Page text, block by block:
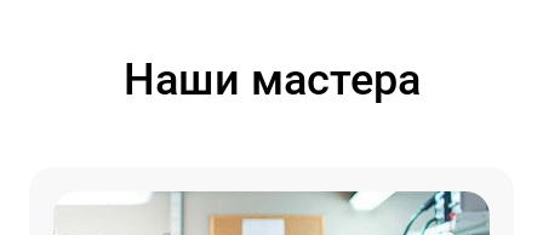
Наши мастера